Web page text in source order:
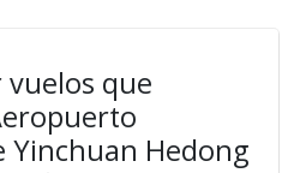
que
Yinchuan Hedong